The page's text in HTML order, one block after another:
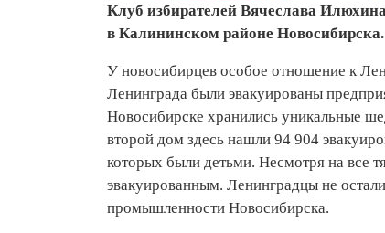
Клуб избирателей Вячеслава
в Калининском районе Новосибирска.
У новосибирцев особое отношение к
Ленинграда были эвакуированы
Новосибирске хранились уникальные
второй дом здесь нашли 94 904
которых были детьми. Несмотря на все
эвакуированным. Ленинградцы не
промышленности Новосибирска.